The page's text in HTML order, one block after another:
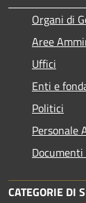
Organi di
Aree
Uffici
Enti e
Politici
Personale
CATEGORIE DI